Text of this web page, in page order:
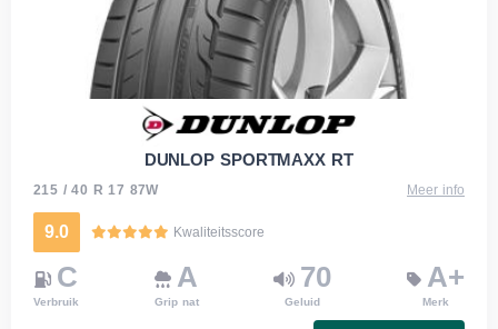
DUNLOP SPORTMAXX RT
215 / 40 R 17 87W Meer info
9.0 Kwaliteitsscore
C
Verbruik
A
Grip nat
70
Geluid
A+
Merk